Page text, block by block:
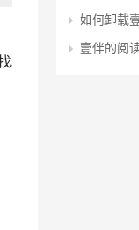
如何卸载
壹伴的阅